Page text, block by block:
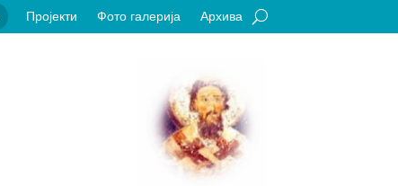
Пројекти Фото галерија Архива